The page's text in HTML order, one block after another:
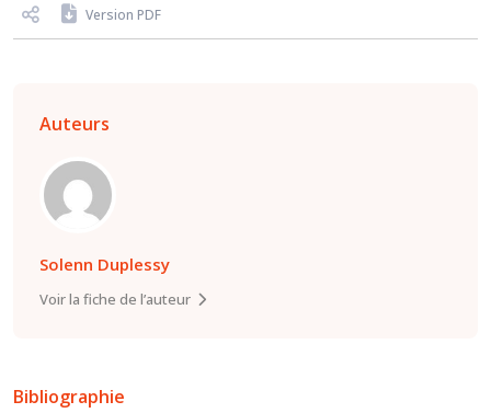
Version PDF
Auteurs
Solenn Duplessy
Voir la fiche de l’auteur
Bibliographie